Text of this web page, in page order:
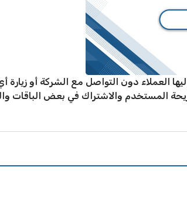
العملاء دون التواصل مع الشركة أو زيارة
المستخدم والاشتراك في بعض الباقات